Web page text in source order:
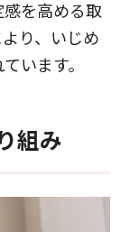
を高める取
り、いじめ
います。
組み